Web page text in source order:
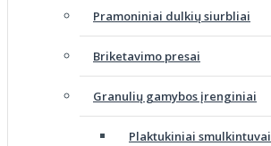
Pramoniniai dulkių siurbliai
Briketavimo presai
Granulių gamybos įrenginiai
Plaktukiniai smulkintuvai